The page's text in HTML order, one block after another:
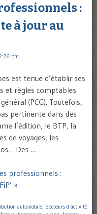
:
à jour au
pm
est tenue d’établir ses
et règles comptables
(PCG). Toutefois,
pertinente dans des
l’édition, le BTP, la
de voyages, les
Des …
professionnels :
»
automobile Secteurs d'activité